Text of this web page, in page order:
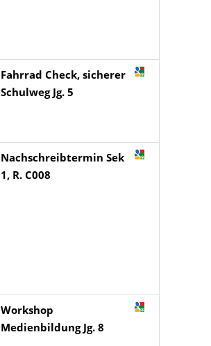
Fahrrad Check, sicherer
Schulweg Jg. 5
Nachschreibtermin Sek
1, R. C008
Workshop
Medienbildung Jg. 8